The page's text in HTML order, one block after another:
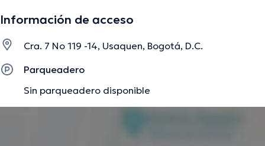
Información de acceso
Cra. 7 No 119 -14, Usaquen, Bogotá, D.C.
Parqueadero
Sin parqueadero disponible